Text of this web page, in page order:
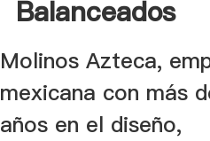
Balanceados
Molinos
...
Molinos Azteca,
mexicana con más
años en el diseño,